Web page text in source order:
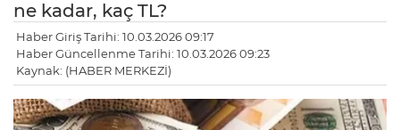
ne kadar, kaç TL?
Haber Giriş Tarihi: 10.03.2026 09:17
Haber Güncellenme Tarihi: 10.03.2026 09:23
Kaynak: (HABER MERKEZİ)